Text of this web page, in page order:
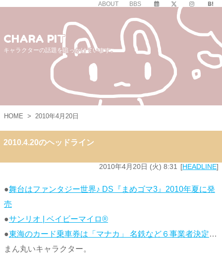
ABOUT BBS
CHARA PIT
キャラクターの話題を追っかけています。
HOME > 2010年4月20日
2010.4.20のヘッドライン
2010年4月20日 (火) 8:31 HEADLINE
●舞台はファンタジー世界♪ DS『まめゴマ3』2010年夏に発
売
●サンリオ | ベイビーマイロ®
●東海のカード乗車券は「マナカ」 名鉄など６事業者決定…
まん丸いキャラクター。